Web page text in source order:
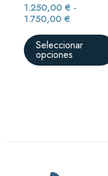
1.250,00€ -
1.750,00€
Seleccionar
opciones